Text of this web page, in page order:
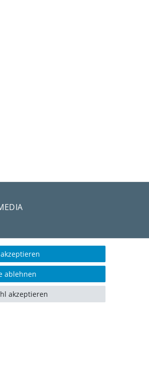
UND
ablehnen
akzeptieren